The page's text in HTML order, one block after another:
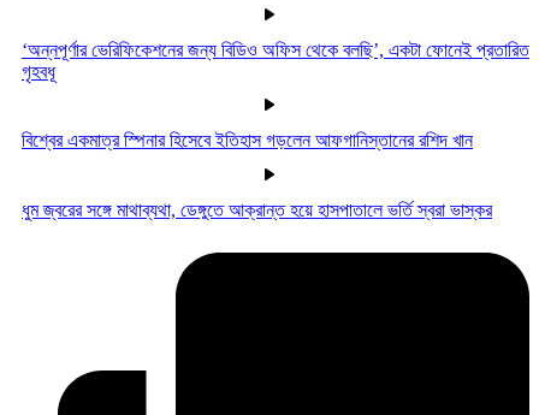
‘অন্নপূর্ণার ভেরিফিকেশনের জন্য বিডিও অফিস থেকে বলছি’, একটা ফোনেই প্রতারিত
গৃহবধূ
বিশ্বের একমাত্র স্পিনার হিসেবে ইতিহাস গড়লেন আফগানিস্তানের রশিদ খান
ধুম জ্বরের সঙ্গে মাথাব্যথা, ডেঙ্গুতে আক্রান্ত হয়ে হাসপাতালে ভর্তি স্বরা ভাস্কর